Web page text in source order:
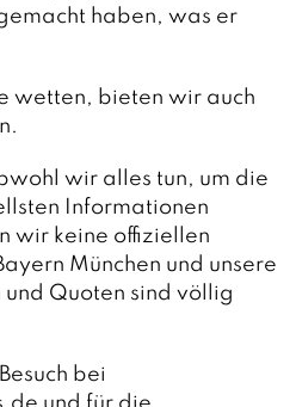
haben, was er
wetten, bieten wir auch
wir alles tun, um die
Informationen
wir keine offiziellen
München und unsere
Quoten sind völlig
bei